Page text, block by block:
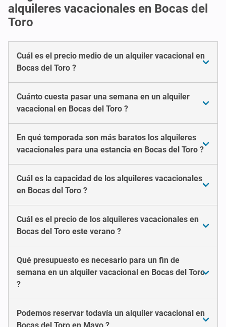
alquileres vacacionales en Bocas del
Toro
Cuál es el precio medio de un alquiler vacacional en
Bocas del Toro ?
Cuánto cuesta pasar una semana en un alquiler
vacacional en Bocas del Toro ?
En qué temporada son más baratos los alquileres
vacacionales para una estancia en Bocas del Toro ?
Cuál es la capacidad de los alquileres vacacionales
en Bocas del Toro ?
Cuál es el precio de los alquileres vacacionales en
Bocas del Toro este verano ?
Qué presupuesto es necesario para un fin de
semana en un alquiler vacacional en Bocas del Toro
?
Podemos reservar todavía un alquiler vacacional en